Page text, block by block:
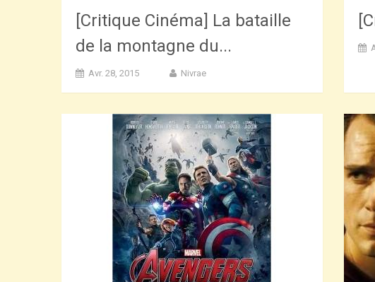
[Critique Cinéma] La bataille
de la montagne du...
Avr. 28, 2015 Nivrae